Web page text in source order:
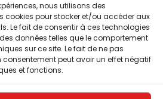
nous utilisons des
cookies pour stocker et/ou accéder aux
Le fait de consentir à ces technologies
données telles que le comportement
sur ce site. Le fait de ne pas
consentement peut avoir un effet négatif
et fonctions.
Google